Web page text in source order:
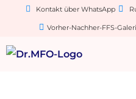
Kontakt über WhatsApp
Vorher-Nachher-FFS-